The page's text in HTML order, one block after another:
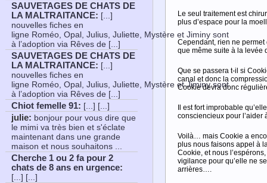
Le seul traitement est
plus d’espace pour la
Cependant, rien ne
que même suite à la
Que se passera t-il si
canal et donc la
Cookie devra donc
Il est fort improbable
consciencieux pour l’aider
Voilà… mais Cookie a
plus nous faisons appel à
Cookie, et nous
vigilance pour qu’elle ne
arrières….
SAUVETAGES DE CHATS DE
LA MALTRAITANCE: [...]
nouvelles fiches en
ligne Roméo, Opal, Julius, Juliette, Mystère et Jiminy sont
à l’adoption via Rêves de [...]
SAUVETAGES DE CHATS DE
LA MALTRAITANCE: [...]
nouvelles fiches en
ligne Roméo, Opal, Julius, Juliette, Mystère et Jiminy sont
à l’adoption via Rêves de [...]
Chiot femelle 91: [...] [...]
julie: bonjour pour vous dire que
le mimi va très bien et s'éclate
maintenant dans une grande
maison et nous souhaitons ...
Cherche 1 ou 2 fa pour 2
chats de 8 ans en urgence:
[...] [...]